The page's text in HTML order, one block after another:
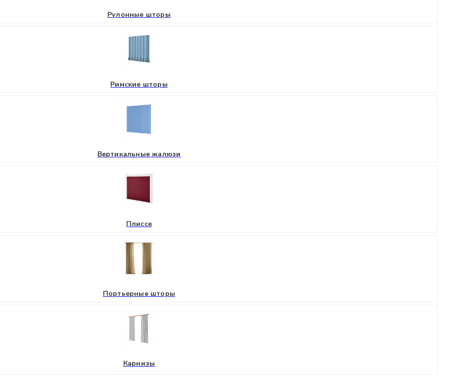
Рулонные шторы
Римские шторы
Вертикальные жалюзи
Плиссе
Портьерные шторы
Карнизы